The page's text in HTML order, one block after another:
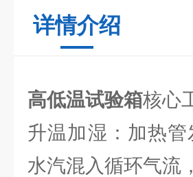
详情介绍
高低温试验箱核心
升温加湿：加热
水汽混入循环气流